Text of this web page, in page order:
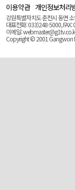
이용약관 개인정보처리
강원특별자치도 춘천시 동면
대표전화: 033)248-5000,
이메일:
Copyright © 2001 Gangwon